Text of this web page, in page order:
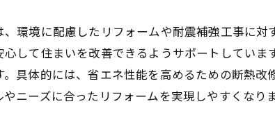
用環境に配慮したリフォームや耐震補強工事に対
して住まいを改善できるようサポートしていま
具体的には、省エネ性能を高めるための断熱改
ニーズに合ったリフォームを実現しやすくなり